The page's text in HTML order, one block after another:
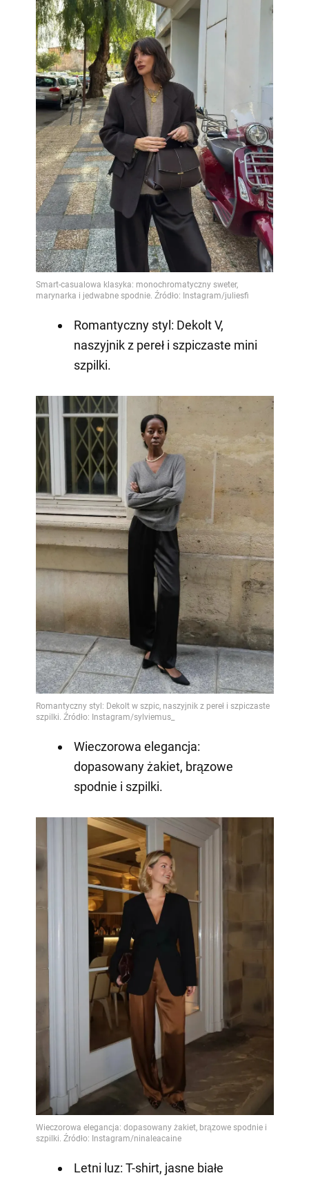
Romantyczny styl: Dekolt V,
naszyjnik z pereł i szpiczaste mini
szpilki.
Wieczorowa elegancja:
dopasowany żakiet, brązowe
spodnie i szpilki.
Letni luz: T-shirt, jasne białe